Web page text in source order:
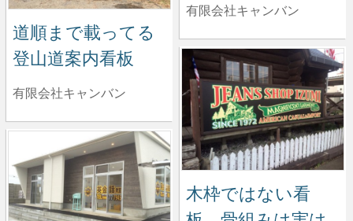
有限会社キャンバン
道順まで載ってる
登山道案内看板
有限会社キャンバン
木枠ではない看